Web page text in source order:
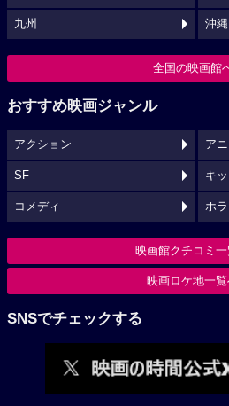
九州 沖縄
全国の映画館
おすすめ映画ジャンル
アクション ア
SF キ
コメディ ホ
映画館クチコミ
映画ロケ地一
SNSでチェックする